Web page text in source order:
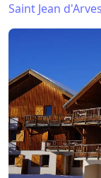
Saint Jean d'Arves